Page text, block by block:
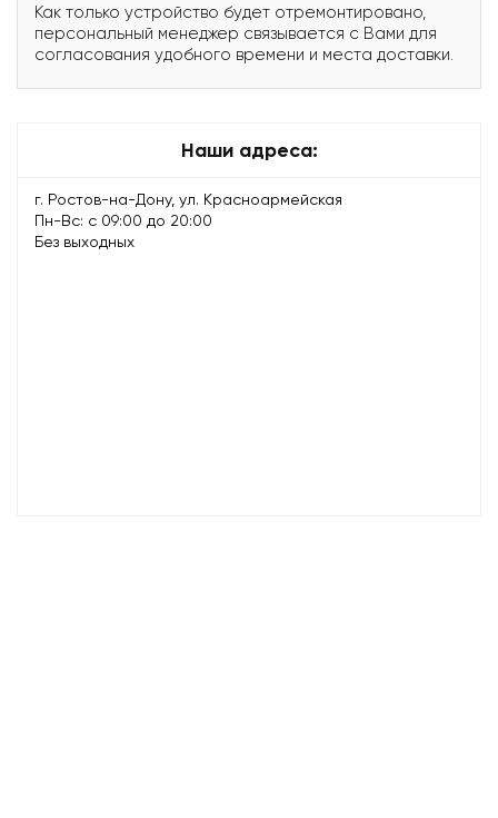
Как только устройство будет отремонтировано,
персональный менеджер связывается с Вами для
согласования удобного времени и места доставки.
Наши адреса:
г. Ростов-на-Дону, ул. Красноармейская
Пн-Вс: с 09:00 до 20:00
Без выходных